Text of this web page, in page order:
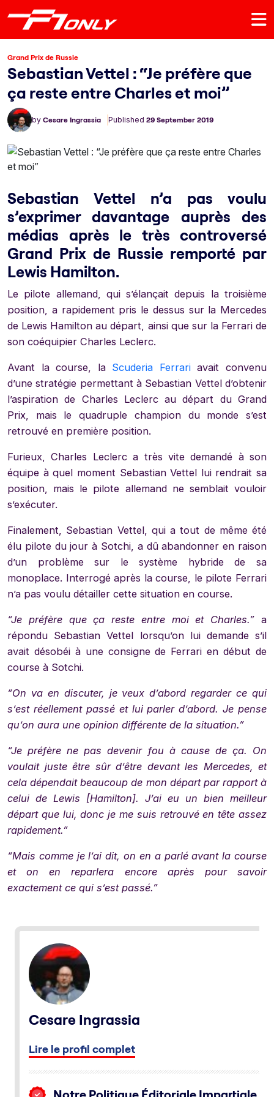
Grand Prix de Russie
Sebastian Vettel : “Je préfère que
ça reste entre Charles et moi”
by Cesare Ingrassia Published 29 September 2019
Sebastian Vettel n’a pas voulu
s’exprimer davantage auprès des
médias après le très controversé
Grand Prix de Russie remporté par
Lewis Hamilton.
Le pilote allemand, qui s’élançait depuis la troisième
position, a rapidement pris le dessus sur la Mercedes
de Lewis Hamilton au départ, ainsi que sur la Ferrari de
son coéquipier Charles Leclerc.
Avant la course, la Scuderia Ferrariavait convenu
d’une stratégie permettant à Sebastian Vettel d’obtenir
l’aspiration de Charles Leclerc au départ du Grand
Prix, mais le quadruple champion du monde s’est
retrouvé en première position.
Furieux, Charles Leclerc a très vite demandé à son
équipe à quel moment Sebastian Vettel lui rendrait sa
position, mais le pilote allemand ne semblait vouloir
s’exécuter.
Finalement, Sebastian Vettel, qui a tout de même été
élu pilote du jour à Sotchi, a dû abandonner en raison
d’un problème sur le système hybride de sa
monoplace. Interrogé après la course, le pilote Ferrari
n’a pas voulu détailler cette situation en course.
“Je préfère que ça reste entre moi et Charles.” a
répondu Sebastian Vettel lorsqu’on lui demande s’il
avait désobéi à une consigne de Ferrari en début de
course à Sotchi.
“On va en discuter, je veux d’abord regarder ce qui
s’est réellement passé et lui parler d’abord. Je pense
qu’on aura une opinion différente de la situation.”
“Je préfère ne pas devenir fou à cause de ça. On
voulait juste être sûr d’être devant les Mercedes, et
cela dépendait beaucoup de mon départ par rapport à
celui de Lewis [Hamilton]. J’ai eu un bien meilleur
départ que lui, donc je me suis retrouvé en tête assez
rapidement.”
“Mais comme je l’ai dit, on en a parlé avant la course
et on en reparlera encore après pour savoir
exactement ce qui s’est passé.”
Cesare Ingrassia
Lire le profil complet